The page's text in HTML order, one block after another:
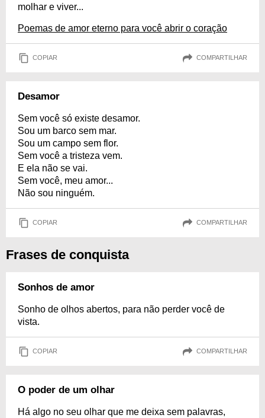
molhar e viver...
Poemas de amor eterno para você abrir o coração
COPIAR COMPARTILHAR
Desamor
Sem você só existe desamor.
Sou um barco sem mar.
Sou um campo sem flor.
Sem você a tristeza vem.
E ela não se vai.
Sem você, meu amor...
Não sou ninguém.
COPIAR COMPARTILHAR
Frases de conquista
Sonhos de amor
Sonho de olhos abertos, para não perder você de
vista.
COPIAR COMPARTILHAR
O poder de um olhar
Há algo no seu olhar que me deixa sem palavras,